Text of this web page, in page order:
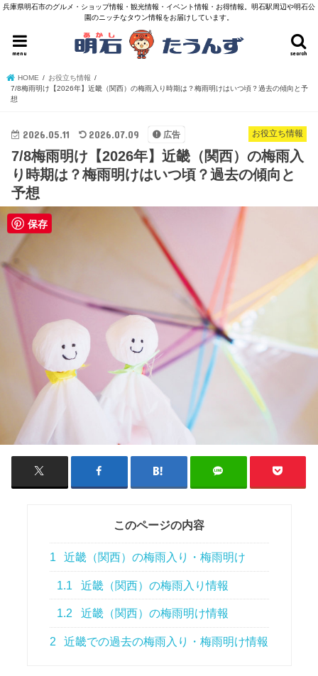
兵庫県明石市のグルメ・ショップ情報・観光情報・イベント情報・お得情報。明石駅周辺や明石公
園のニッチなタウン情報をお届けしています。
search
menu
HOME
お役立ち情報
7/8梅雨明け【2026年】近畿（関西）の梅雨入り時期は？梅雨明けはいつ頃？過去の傾向と予
想
お役立ち情報
2026.05.11 2026.07.09 広告
7/8梅雨明け【2026年】近畿（関西）の梅雨入
り時期は？梅雨明けはいつ頃？過去の傾向と
予想
このページの内容
1 近畿（関西）の梅雨入り・梅雨明け
1.1 近畿（関西）の梅雨入り情報
1.2 近畿（関西）の梅雨明け情報
2 近畿での過去の梅雨入り・梅雨明け情報
保存